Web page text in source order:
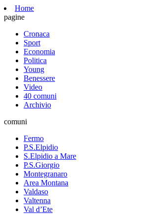
Home
pagine
Cronaca
Sport
Economia
Politica
Young
Benessere
Video
40 comuni
Archivio
comuni
Fermo
P.S.Elpidio
S.Elpidio a Mare
P.S.Giorgio
Montegranaro
Area Montana
Valdaso
Valtenna
Val d’Ete